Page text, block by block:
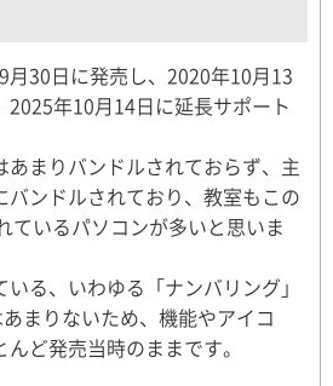
30日に発売し、2020年10月13
2025年10月14日に延長サポート
まりバンドルされておらず、主
バンドルされており、教室もこの
ているパソコンが多いと思いま
る、いわゆる「ナンバリング」
まりないため、機能やアイコ
ど発売当時のままです。